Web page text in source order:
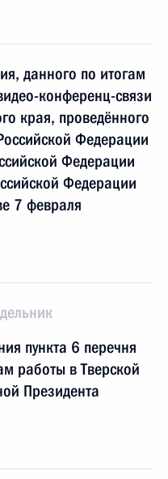
данного по итогам
конференц-связи
края, проведённого
Федерации
Федерации
Федерации
7 февраля
пункта 6 перечня
работы в Тверской
Президента